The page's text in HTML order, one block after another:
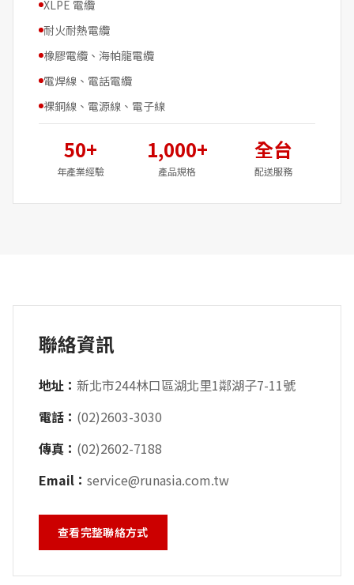
XLPE 電纜
耐火耐熱電纜
橡膠電纜、海帕龍電纜
電焊線、電話電纜
裸銅線、電源線、電子線
50+
年產業經驗
1,000+
產品規格
全台
配送服務
聯絡資訊
地址： 新北市244林口區湖北里1鄰湖子7-11號
電話： (02)2603-3030
傳真： (02)2602-7188
Email： service@runasia.com.tw
查看完整聯絡方式